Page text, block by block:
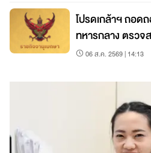
โปรดเกล้าฯ ถอด
ทหารกลาง ตรว
06 ส.ค. 2569 | 14:13